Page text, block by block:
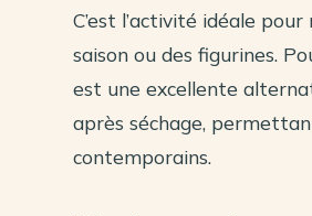
C’est l’activité idéale
saison ou des figurines.
est une excellente
après séchage,
contemporains.